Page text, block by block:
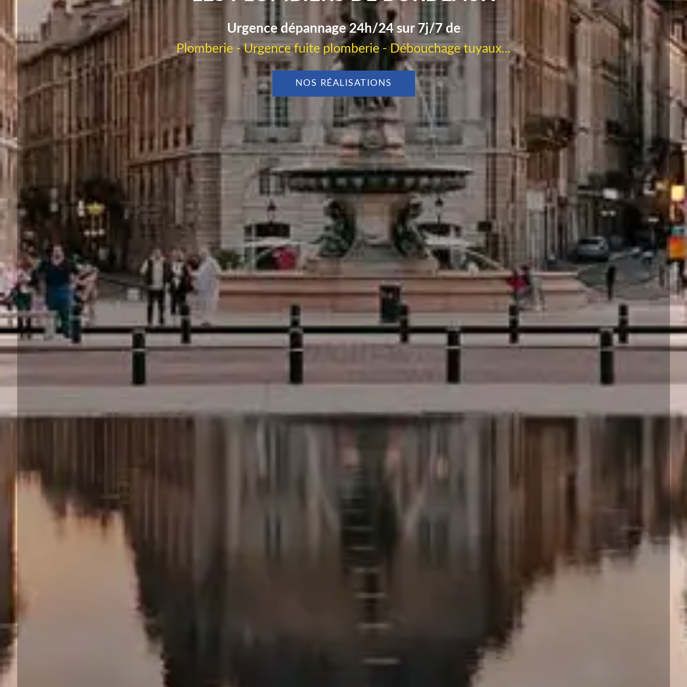
Urgence dépannage 24h/24 sur 7j/7 de
Plomberie - Urgence fuite plomberie - Débouchage tuyaux...
NOS RÉALISATIONS